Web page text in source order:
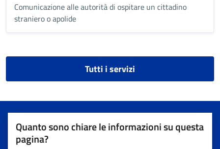
Comunicazione alle autorità di ospitare un cittadino
straniero o apolide
Tutti i servizi
Quanto sono chiare le informazioni su questa
pagina?